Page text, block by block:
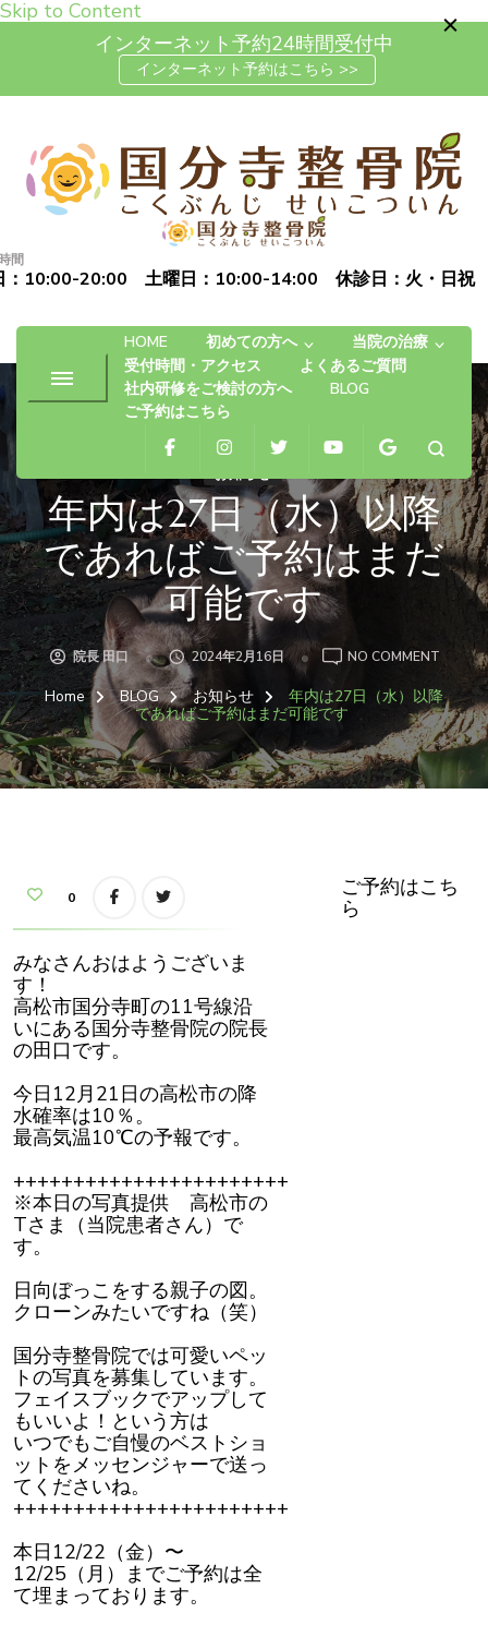
Skip to Content
インターネット予約24時間受付中
インターネット予約はこちら >>
高松市で肩こり・腰痛・坐骨神
経痛の整体なら国分寺整骨院
「お体の不安を自信に変える」完全予約制の自費治療専門の整
骨院です
間
：10:00-20:00 土曜日：10:00-14:00 休診日：火・日祝
HOME 初めての方へ
当院の治療
受付時間・アクセス
よくあるご質問
社内研修をご検討の方へ
BLOG
ご予約はこちら
お知らせ
年内は27日（水）以降
であればご予約はまだ
可能です
院長 田口 2024年2月16日 NO COMMENT
は
27
日
（水）
以
降
は
ま
Home BLOG お知らせ
年内は27日（水）以降
であればご予約はまだ可能です
0
みなさんおはようございま
す！
高松市国分寺町の11号線沿
いにある国分寺整骨院の院長
の田口です。
今日12月21日の高松市の降
水確率は10％。
最高気温10℃の予報です。
+++++++++++++++++++++++
※本日の写真提供 高松市の
Tさま（当院患者さん）で
す。
日向ぼっこをする親子の図。
クローンみたいですね（笑）
国分寺整骨院では可愛いペッ
トの写真を募集しています。
フェイスブックでアップして
もいいよ！という方は
いつでもご自慢のベストショ
ットをメッセンジャーで送っ
てくださいね。
+++++++++++++++++++++++
本日12/22（金）〜
12/25（月）までご予約は全
て埋まっております。
ご予約はこち
ら